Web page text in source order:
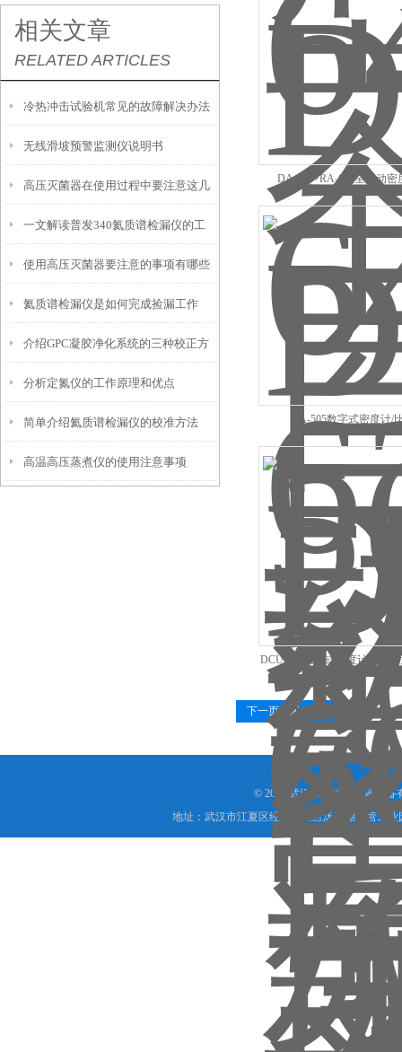
相关文章
RELATED ARTICLES
冷热冲击试验机常见的故障解决办法
介绍
无线滑坡预警监测仪说明书
高压灭菌器在使用过程中要注意这几
点事项
一文解读普发340氦质谱检漏仪的工
作原理
使用高压灭菌器要注意的事项有哪些
氦质谱检漏仪是如何完成捡漏工作
的？
介绍GPC凝胶净化系统的三种校正方
法
分析定氮仪的工作原理和优点
简单介绍氦质谱检漏仪的校准方法
高温高压蒸煮仪的使用注意事项
DA-645+RA-620全自动密
DA-505数字式密度计/
DCU-600数字式密度计-全自
下一页
© 2026 武汉市艾德宝仪器设备
地址：武汉市江夏区经济开发区汤逊湖民营工业